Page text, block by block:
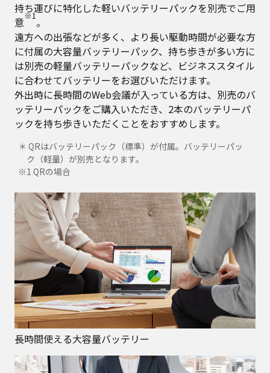
持ち運びに特化した軽いバッテリーパックを別売でご用
意※1。
遠方への出張などが多く、より長い駆動時間が必要な方
に付属の大容量バッテリーパック、持ち歩きが多い方に
は別売の軽量バッテリーパックなど、ビジネススタイル
に合わせてバッテリーをお選びいただけます。
外出時に長時間のWeb会議が入っている方は、別売のバ
ッテリーパックをご購入いただき、2本のバッテリーパ
ックを持ち歩きいただくことをおすすめします。
＊ QRはバッテリーパック（標準）が付属。バッテリーパッ
ク（軽量）が別売となります。
※1 QRの場合
長時間使える大容量バッテリー